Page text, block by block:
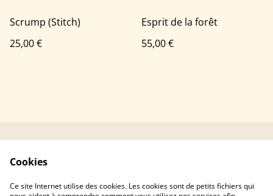
Scrump (Stitch)
25,00 €
Esprit de la forêt
55,00 €
Contacter Mushka
Politique de
confidentialité
Politique de cookies
Cookies
Ce site Internet utilise des cookies. Les cookies sont de petits fichiers qui